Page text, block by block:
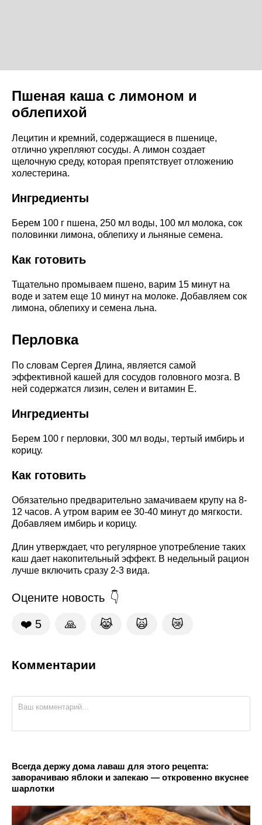
Пшеная каша с лимоном и
облепихой
Лецитин и кремний, содержащиеся в пшенице,
отлично укрепляют сосуды. А лимон создает
щелочную среду, которая препятствует отложению
холестерина.
Ингредиенты
Берем 100 г пшена, 250 мл воды, 100 мл молока, сок
половинки лимона, облепиху и льняные семена.
Как готовить
Тщательно промываем пшено, варим 15 минут на
воде и затем еще 10 минут на молоке. Добавляем сок
лимона, облепиху и семена льна.
Перловка
По словам Сергея Длина, является самой
эффективной кашей для сосудов головного мозга. В
ней содержатся лизин, селен и витамин E.
Ингредиенты
Берем 100 г перловки, 300 мл воды, тертый имбирь и
корицу.
Как готовить
Обязательно предварительно замачиваем крупу на 8-
12 часов. А утром варим ее 30-40 минут до мягкости.
Добавляем имбирь и корицу.
Длин утверждает, что регулярное употребление таких
каш дает накопительный эффект. В недельный рацион
лучше включить сразу 2-3 вида.
Оцените новость
❤️ 5 🙏 😹 🙀 😿
Комментарии
Всегда держу дома лаваш для этого рецепта:
заворачиваю яблоки и запекаю — откровенно вкуснее
шарлотки